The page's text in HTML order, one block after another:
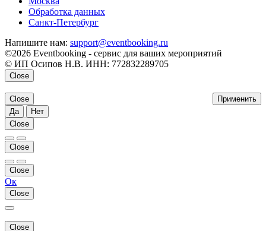
Обработка данных
Санкт-Петербург
Напишите нам: support@eventbooking.ru
©2026 Eventbooking - сервис для ваших мероприятий
© ИП Осипов Н.В. ИНН: 772832289705
Close
Применить
Close
Да
Нет
Close
Close
Close
Ок
Close
Close